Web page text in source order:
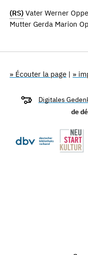
(RS) Vater Werner
Mutter Gerda Marion
» Écouter la page | »
Digitales
de